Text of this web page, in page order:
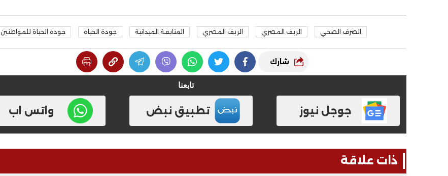
الصرف الصحي الريف المصري الريف المصري المتابعة الميدانية جودة الحياة جودة الحياة للمواطنين
شارك
تابعنا
جوجل نيوز تطبيق نبض واتس اب
ذات علاقة